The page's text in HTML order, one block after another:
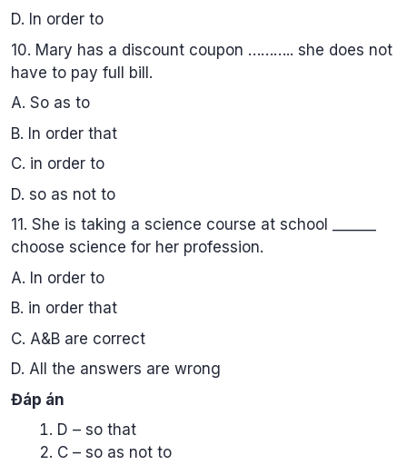
D. In order to
10. Mary has a discount coupon ……….. she does not
have to pay full bill.
A. So as to
B. In order that
C. in order to
D. so as not to
11. She is taking a science course at school ______
choose science for her profession.
A. In order to
B. in order that
C. A&B are correct
D. All the answers are wrong
Đáp án
D – so that
C – so as not to